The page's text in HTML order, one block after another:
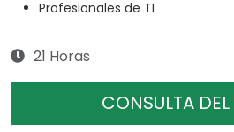
Profesionales de TI
21 Horas
CONSULTA